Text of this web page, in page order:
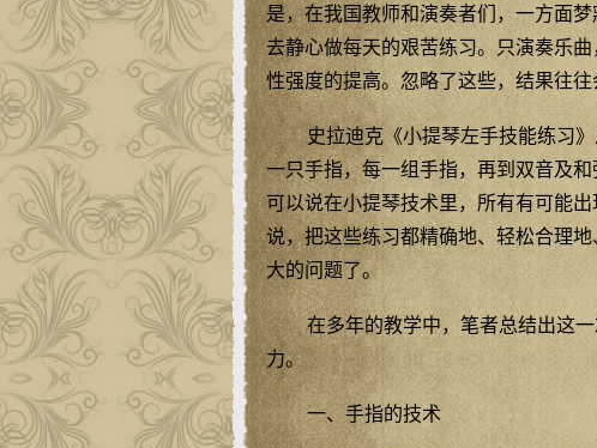
是，在我国教师和演奏者们，一方面
去静心做每天的艰苦练习。只演奏乐
性强度的提高。忽略了这些，结果往往
史拉迪克《小提琴左手技能练习
一只手指，每一组手指，再到双音及
可以说在小提琴技术里，所有有可能
说，把这些练习都精确地、轻松合理
大的问题了。
在多年的教学中，笔者总结出这
力。
一、手指的技术